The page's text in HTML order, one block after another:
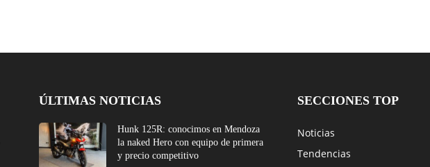
ÚLTIMAS NOTICIAS
Hunk 125R: conocimos en Mendoza
la naked Hero con equipo de primera
y precio competitivo
SECCIONES TOP
Noticias
Tendencias